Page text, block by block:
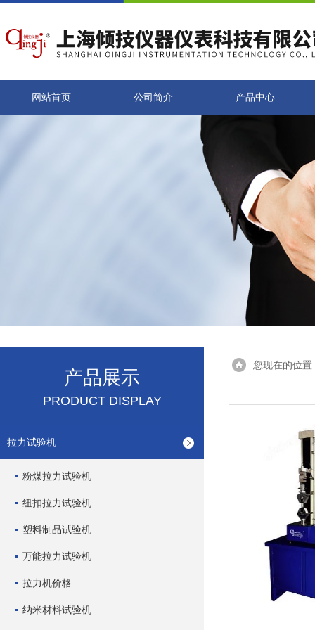
网站首页 公司简介 产品中心
产品展示
PRODUCT DISPLAY
拉力试验机
粉煤拉力试验机
纽扣拉力试验机
塑料制品试验机
万能拉力试验机
拉力机价格
纳米材料试验机
您现在的位置